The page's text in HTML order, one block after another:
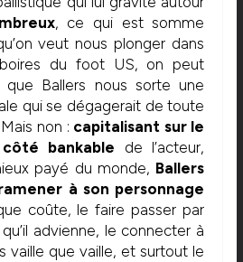
, ce qui est somme
veut nous plonger dans
du foot US, on peut
que Ballers nous sorte une
qui se dégagerait de toute
non : capitalisant sur le
bankable de l’acteur,
payé du monde, Ballers
à son personnage
coûte, le faire passer par
advienne, le connecter à
vaille que vaille, et surtout le